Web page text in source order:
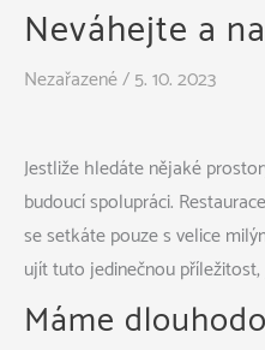
Neváhejte a
Nezařazené/5. 10. 2023
Jestliže hledáte nějaké
budoucí spolupráci.
se setkáte pouze s velice
ujít tuto jedinečnou
Máme